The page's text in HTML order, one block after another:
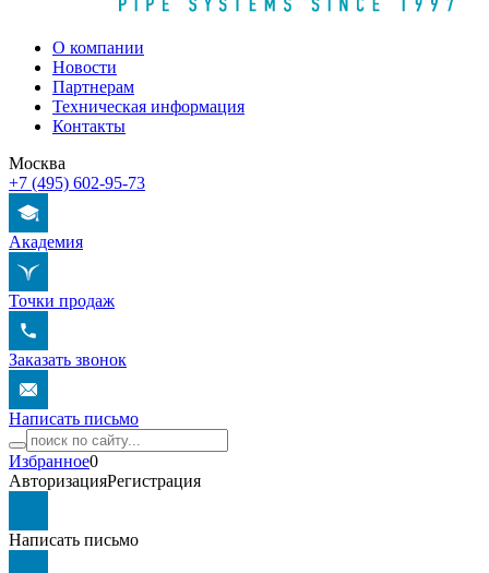
О компании
Новости
Партнерам
Техническая информация
Контакты
Москва
+7 (495) 602-95-73
Академия
Точки продаж
Заказать звонок
Написать письмо
Избранное0
АвторизацияРегистрация
Написать письмо